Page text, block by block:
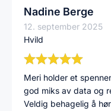
Nadine Berge
12. september 2025
Hvild
Meri holder et
god miks av data og
Veldig behagelig å